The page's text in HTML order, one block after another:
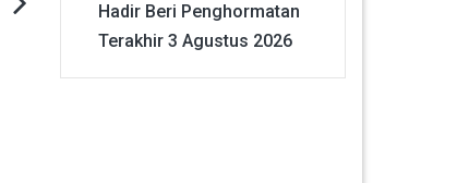
Hadir Beri Penghormatan
Terakhir 3 Agustus 2026